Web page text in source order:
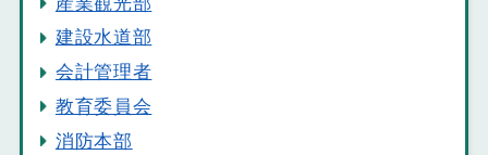
建設水道部
会計管理者
教育委員会
消防本部